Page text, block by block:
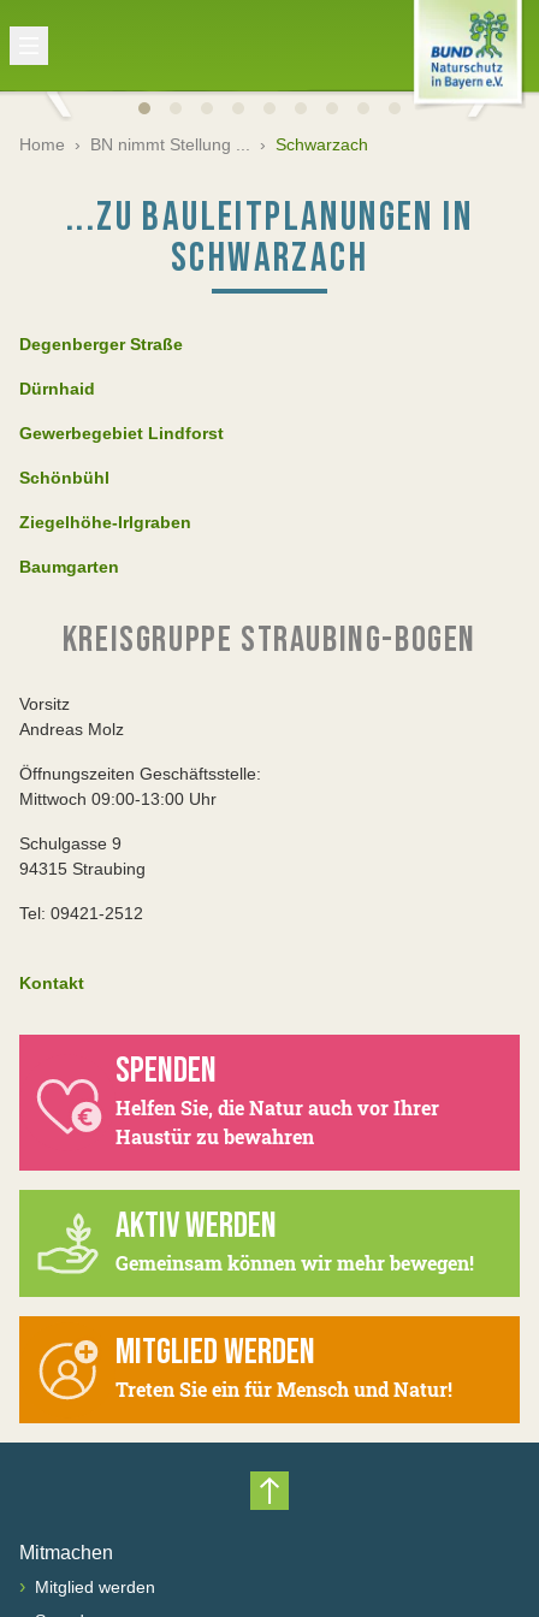
Home › BN nimmt Stellung ... › Schwarzach
...ZU BAULEITPLANUNGEN IN
SCHWARZACH
Degenberger Straße
Dürnhaid
Gewerbegebiet Lindforst
Schönbühl
Ziegelhöhe-Irlgraben
Baumgarten
KREISGRUPPE STRAUBING-BOGEN
Vorsitz
Andreas Molz
Öffnungszeiten Geschäftsstelle:
Mittwoch 09:00-13:00 Uhr
Schulgasse 9
94315 Straubing
Tel: 09421-2512
Kontakt
SPENDEN
Helfen Sie, die Natur auch vor Ihrer
Haustür zu bewahren
AKTIV WERDEN
Gemeinsam können wir mehr bewegen!
MITGLIED WERDEN
Treten Sie ein für Mensch und Natur!
Nach oben scrollen
Mitmachen
› Mitglied werden